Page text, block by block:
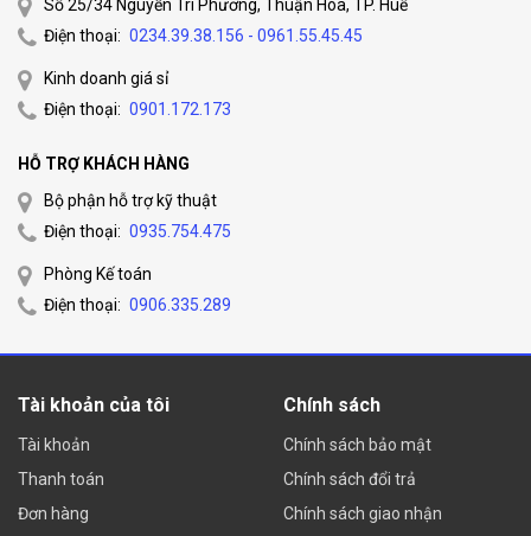
Số 25/34 Nguyễn Tri Phương, Thuận Hóa, TP. Huế
Điện thoại: 0234.39.38.156 - 0961.55.45.45
Kinh doanh giá sỉ
Điện thoại: 0901.172.173
HỖ TRỢ KHÁCH HÀNG
Bộ phận hỗ trợ kỹ thuật
Điện thoại: 0935.754.475
Phòng Kế toán
Điện thoại: 0906.335.289
Tài khoản của tôi
Tài khoản
Thanh toán
Đơn hàng
Chính sách
Chính sách bảo mật
Chính sách đổi trả
Chính sách giao nhận